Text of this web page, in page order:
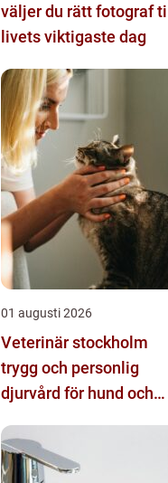
väljer du rätt fotograf till
livets viktigaste dag
01 augusti 2026
Veterinär stockholm
trygg och personlig
djurvård för hund och